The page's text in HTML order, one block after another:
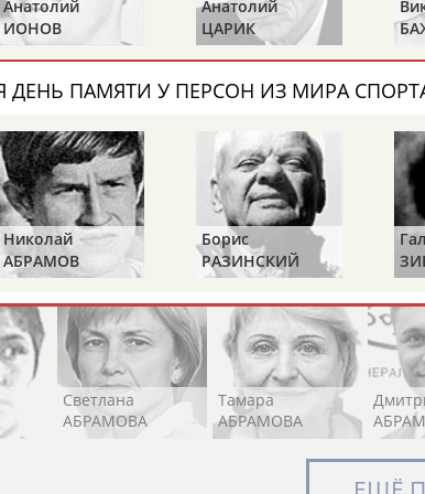
Виктор
Элизабет
Николай
АБРАМОВ
Павел
АБРАМОВ
Дарья
Светлана
АБРАМОВА
Тамара
АБРАМОВА
Анатолий
ИОНОВ
Анатолий
ЦАРИК
ДЕНЬ ПАМЯТИ У ПЕРСОН ИЗ МИРА
Николай
АБРАМОВ
Борис
РАЗИНСКИЙ